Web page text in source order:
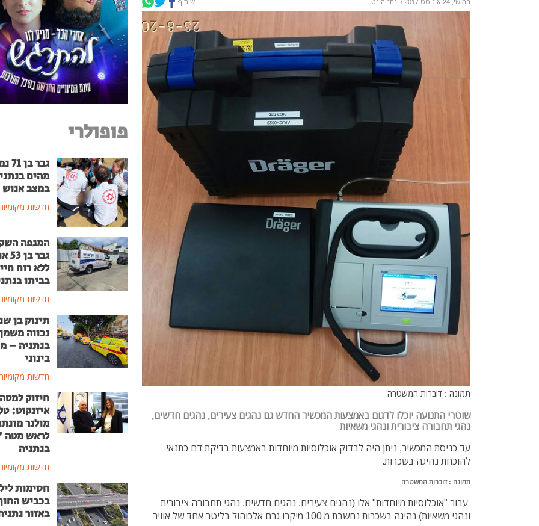
תמונה : דוברות המשטרה
שוטרי התנועה יוכלו לדגום באמצעות המכשיר החדש גם נהגים צעירים, נהגים חדשים,
נהגי תחבורה ציבורית ונהגי משאיות
עד כניסת המכשיר, ניתן היה לבדוק אוכלוסיות מיוחדות באמצעות בדיקת דם כתנאי
להוכחת נהיגה בשכרות.
תמונה : דוברות המשטרה
עבור "אוכלוסיות מיוחדות" אלו (נהגים צעירים, נהגים חדשים, נהגי תחבורה ציבורית
ונהגי משאיות) נהיגה בשכרות נחשבת מ 100 מיקרו גרם אלכוהול בליטר אחד של אוויר
פופולרי
גבר
מהים
במצב אנוש
חדשות
המגפה
גבר
ללא רוח
בביתו
חדשות
תינוק בן
נכווה
בנתניה –
בינוני
חדשות
חיזוק
איזנקוט:
מולנר
לראש
בנתניה
חדשות
חסימות
בכביש
באזור